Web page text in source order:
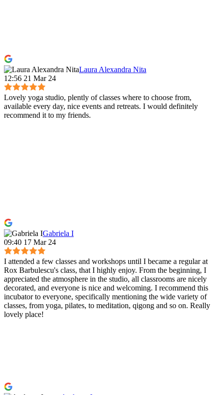
Laura Alexandra Nita
12:56 21 Mar 24
Lovely yoga studio, plently of classes where to choose from,
available every day, nice events and retreats. I would definitely
recommend it to my friends.
Gabriela I
09:40 17 Mar 24
I attended a few classes and workshops until I became a regular at
Rox Barbulescu's class, that I highly enjoy. From the beginning, I
appreciated the atmosphere in the studio, all classrooms are nicely
decorated, and everyone is nice and welcoming. I recommend this
incubator to everyone, specifically mentioning the wide variety of
classes, from yoga, pilates, to meditation, qigong and so on. Really
lovely place!